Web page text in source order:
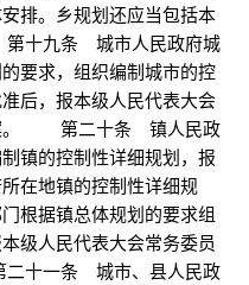
排。乡规划还应当包括本
十九条 城市人民政府城
要求，组织编制城市的控
后，报本级人民代表大会
案。 第二十条 镇人民政
镇的控制性详细规划，报
在地镇的控制性详细规
根据镇总体规划的要求组
级人民代表大会常务委员
十一条 城市、县人民政